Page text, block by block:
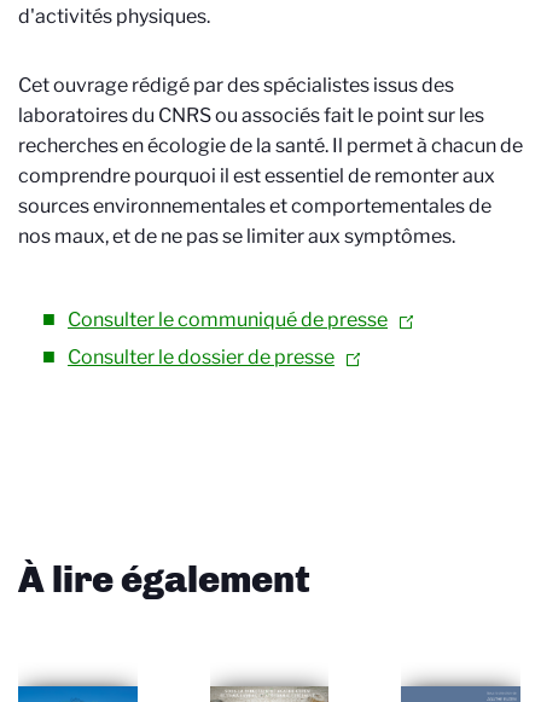
d'activités physiques.
Cet ouvrage rédigé par des spécialistes issus des
laboratoires du CNRS ou associés fait le point sur les
recherches en écologie de la santé. Il permet à chacun de
comprendre pourquoi il est essentiel de remonter aux
sources environnementales et comportementales de
nos maux, et de ne pas se limiter aux symptômes.
Consulter le communiqué de presse
Consulter le dossier de presse
À lire également